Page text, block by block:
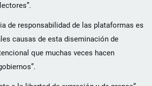
de responsabilidad de las plataformas es
causas de esta diseminación de
que muchas veces hacen